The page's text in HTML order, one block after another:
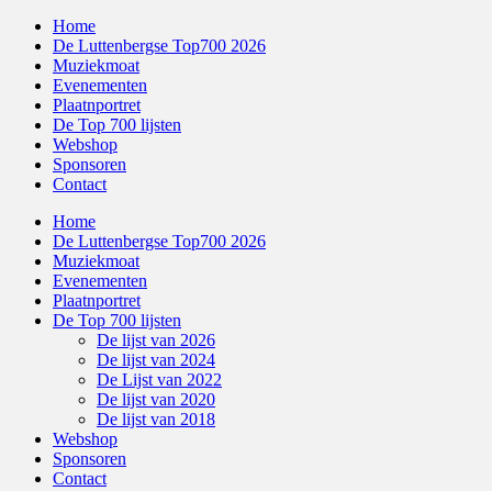
Home
De Luttenbergse Top700 2026
Muziekmoat
Evenementen
Plaatnportret
De Top 700 lijsten
Webshop
Sponsoren
Contact
Home
De Luttenbergse Top700 2026
Muziekmoat
Evenementen
Plaatnportret
De Top 700 lijsten
De lijst van 2026
De lijst van 2024
De Lijst van 2022
De lijst van 2020
De lijst van 2018
Webshop
Sponsoren
Contact